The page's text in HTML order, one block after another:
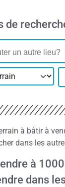
de
à bâtir à
dans les
à
dans